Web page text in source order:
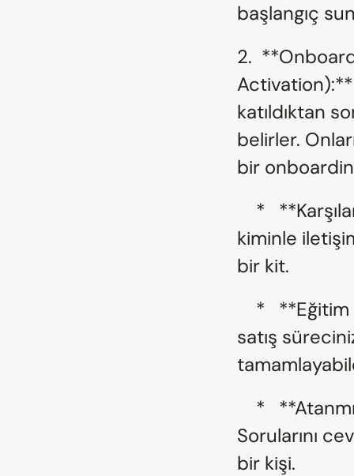
başlangıç
2.
Activation):**
katıldıktan
belirler.
bir
kiminle
bir kit.
satış
Sorularını
bir kişi.